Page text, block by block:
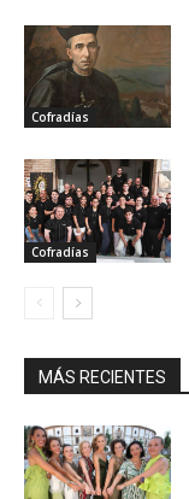
Cofradías
Cofradías
MÁS RECIENTES